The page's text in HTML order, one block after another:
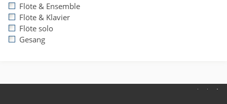
Flöte & Ensemble
Flöte & Klavier
Flöte solo
Gesang